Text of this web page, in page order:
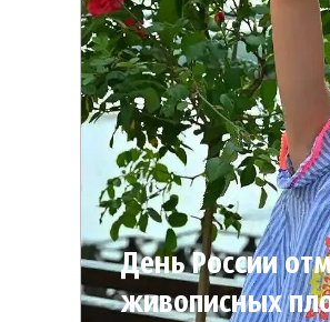
День России
живописных